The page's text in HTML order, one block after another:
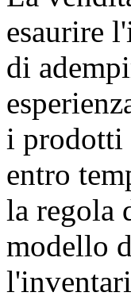
esaurire
di
i prodotti
entro
la regola
modello